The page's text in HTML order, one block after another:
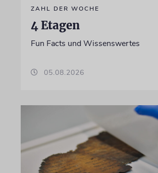
ZAHL DER WOCHE
4 Etagen
Fun Facts und Wissenswertes
05.08.2026